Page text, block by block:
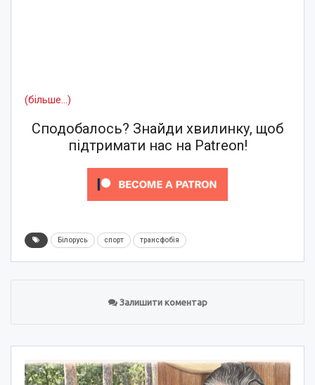
(більше…)
Сподобалось? Знайди хвилинку, щоб
підтримати нас на Patreon!
Білорусь спорт трансфобія
Залишити коментар